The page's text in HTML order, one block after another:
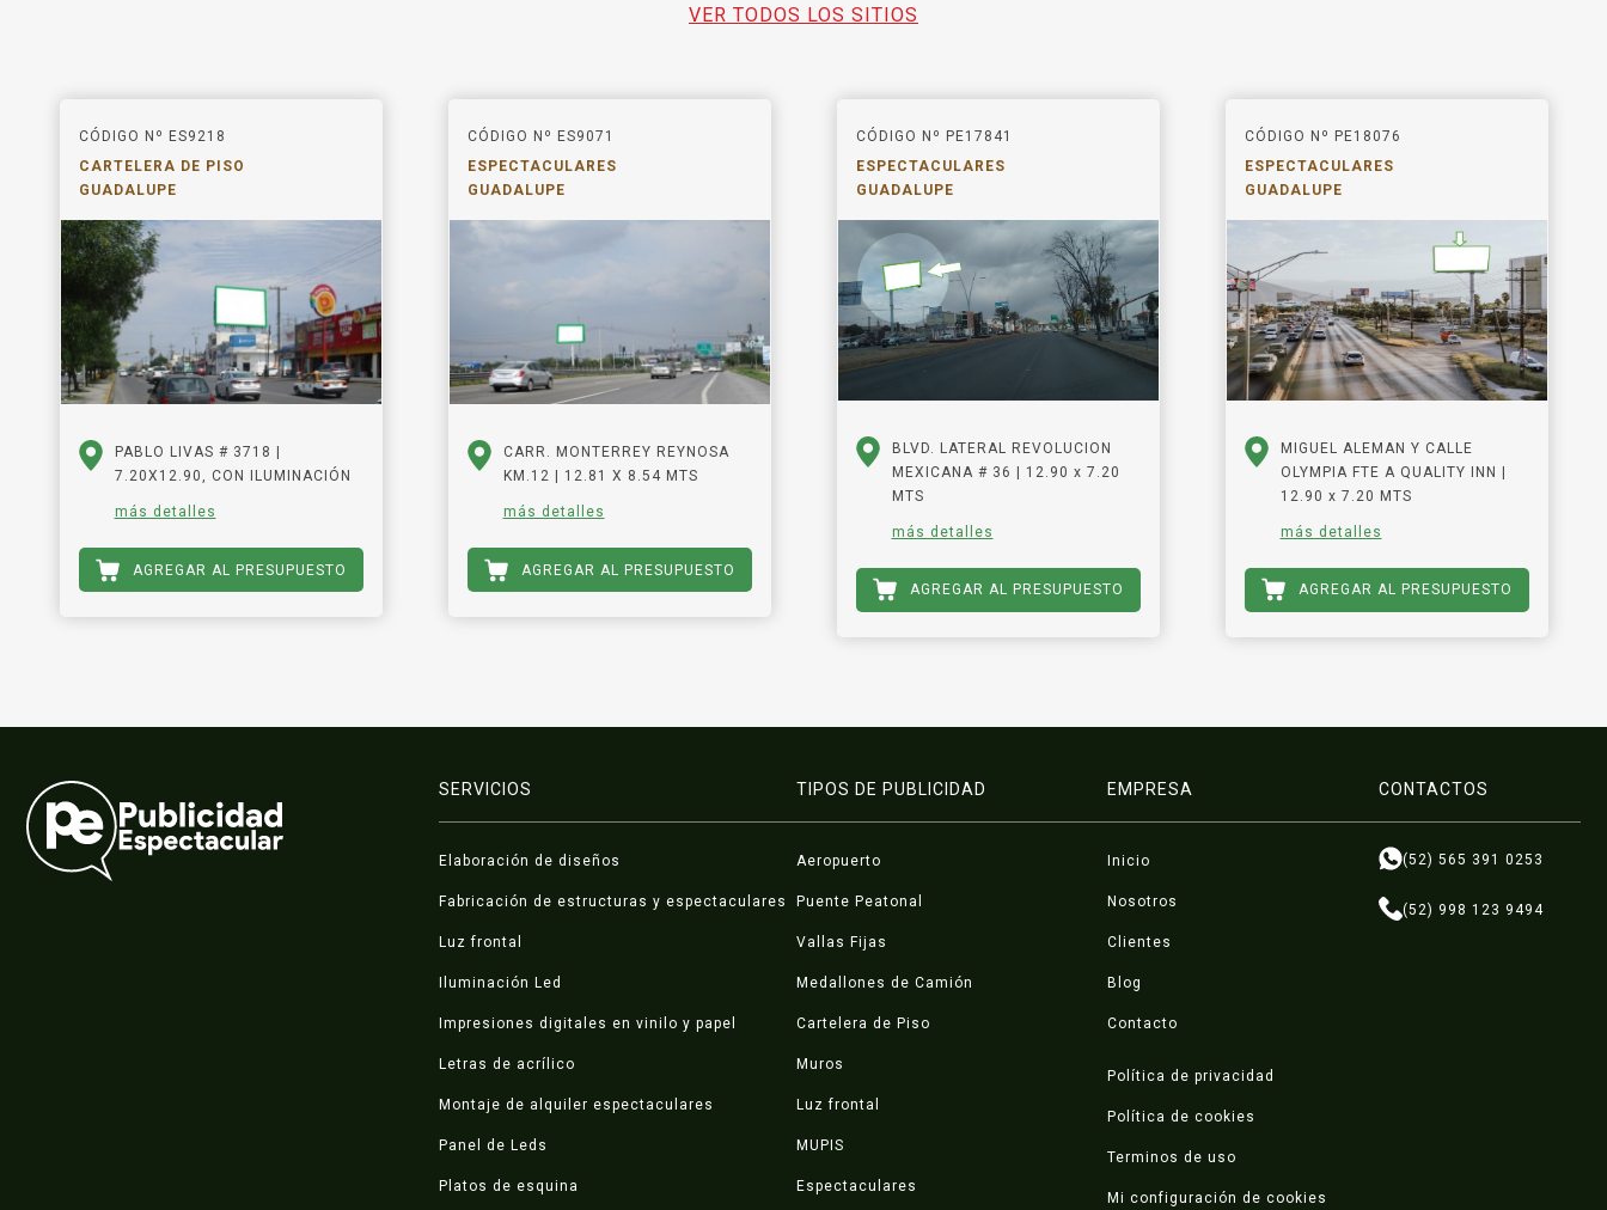
VER TODOS LOS SITIOS
CÓDIGO Nº ES9218
CARTELERA DE PISO
GUADALUPE
PABLO LIVAS # 3718 |
7.20X12.90, CON ILUMINACIÓN
más detalles
AGREGAR AL PRESUPUESTO
CÓDIGO Nº ES9071
ESPECTACULARES
GUADALUPE
CARR. MONTERREY REYNOSA
KM.12 | 12.81 X 8.54 MTS
más detalles
AGREGAR AL PRESUPUESTO
CÓDIGO Nº PE17841
ESPECTACULARES
GUADALUPE
BLVD. LATERAL REVOLUCION
MEXICANA # 36 | 12.90 x 7.20
MTS
más detalles
AGREGAR AL PRESUPUESTO
CÓDIGO Nº PE18076
ESPECTACULARES
GUADALUPE
MIGUEL ALEMAN Y CALLE
OLYMPIA FTE A QUALITY INN |
12.90 x 7.20 MTS
más detalles
AGREGAR AL PRESUPUESTO
SERVICIOS
Elaboración de diseños
Fabricación de estructuras y espectaculares
Luz frontal
Iluminación Led
Impresiones digitales en vinilo y papel
Letras de acrílico
Montaje de alquiler espectaculares
Panel de Leds
Platos de esquina
TIPOS DE PUBLICIDAD
Aeropuerto
Puente Peatonal
Vallas Fijas
Medallones de Camión
Cartelera de Piso
Muros
Luz frontal
MUPIS
Espectaculares
EMPRESA
Inicio
Nosotros
Clientes
Blog
Contacto
Política de privacidad
Política de cookies
Terminos de uso
Mi configuración de cookies
CONTACTOS
(52) 565 391 0253
(52) 998 123 9494